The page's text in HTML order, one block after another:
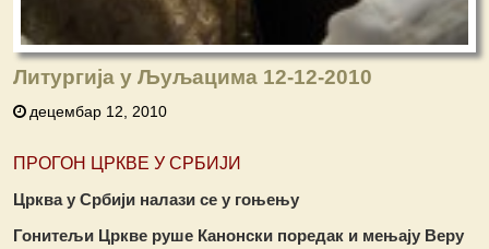
Литургија у Љуљацима 12-12-2010
децембар 12, 2010
ПРОГОН ЦРКВЕ У СРБИЈИ
Црква у Србији налази се у гоњењу
Гонитељи Цркве руше Канонски поредак и мењају Веру